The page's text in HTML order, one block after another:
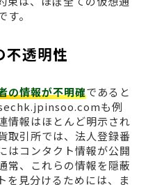
。
不透明性
の情報が不明確であると
も例
情報はほとんど明示され
取引所では、法人登録番
はコンタクト情報が公開
常、これらの情報を隠蔽
を見分けるためには、ま